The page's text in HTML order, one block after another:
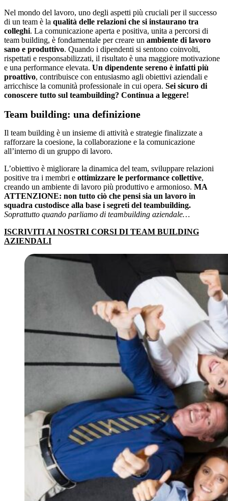
Nel mondo del lavoro, uno degli aspetti più cruciali per il successo
di un team è la qualità delle relazioni che si instaurano tra
colleghi. La comunicazione aperta e positiva, unita a percorsi di
team building, è fondamentale per creare un ambiente di lavoro
sano e produttivo. Quando i dipendenti si sentono coinvolti,
rispettati e responsabilizzati, il risultato è una maggiore motivazione
e una performance elevata. Un dipendente sereno è infatti più
proattivo, contribuisce con entusiasmo agli obiettivi aziendali e
arricchisce la comunità professionale in cui opera. Sei sicuro di
conoscere tutto sul teambuilding? Continua a leggere!
Team building: una definizione
Il team building è un insieme di attività e strategie finalizzate a
rafforzare la coesione, la collaborazione e la comunicazione
all’interno di un gruppo di lavoro.
L’obiettivo è migliorare la dinamica del team, sviluppare relazioni
positive tra i membri e ottimizzare le performance collettive,
creando un ambiente di lavoro più produttivo e armonioso. MA
ATTENZIONE: non tutto ciò che pensi sia un lavoro in
squadra custodisce alla base i segreti del teambuilding.
Soprattutto quando parliamo di teambuilding aziendale…
ISCRIVITI AI NOSTRI CORSI DI TEAM BUILDING
AZIENDALI